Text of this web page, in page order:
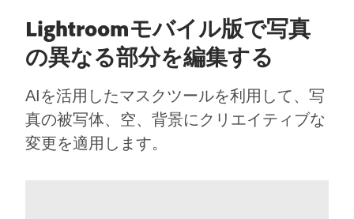
Lightroomモバイル版で写真
の異なる部分を編集する
AIを活用したマスクツールを利用して、写
真の被写体、空、背景にクリエイティブな
変更を適用します。